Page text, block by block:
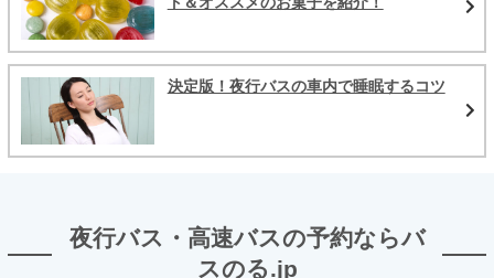
決定版！夜行バスの車内で睡眠するコツ
夜行バス・高速バスの予約ならバ
スのる.jp